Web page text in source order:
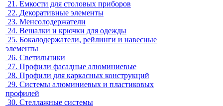
21. Емкости для столовых приборов
22. Декоративные элементы
23. Менсолодержатели
24. Вешалки и крючки для одежды
25. Бокалодержатели, рейлинги и навесные
элементы
26. Светильники
27. Профили фасадные алюминиевые
28. Профили для каркасных конструкций
29. Системы алюминиевых и пластиковых
профилей
30. Стеллажные системы